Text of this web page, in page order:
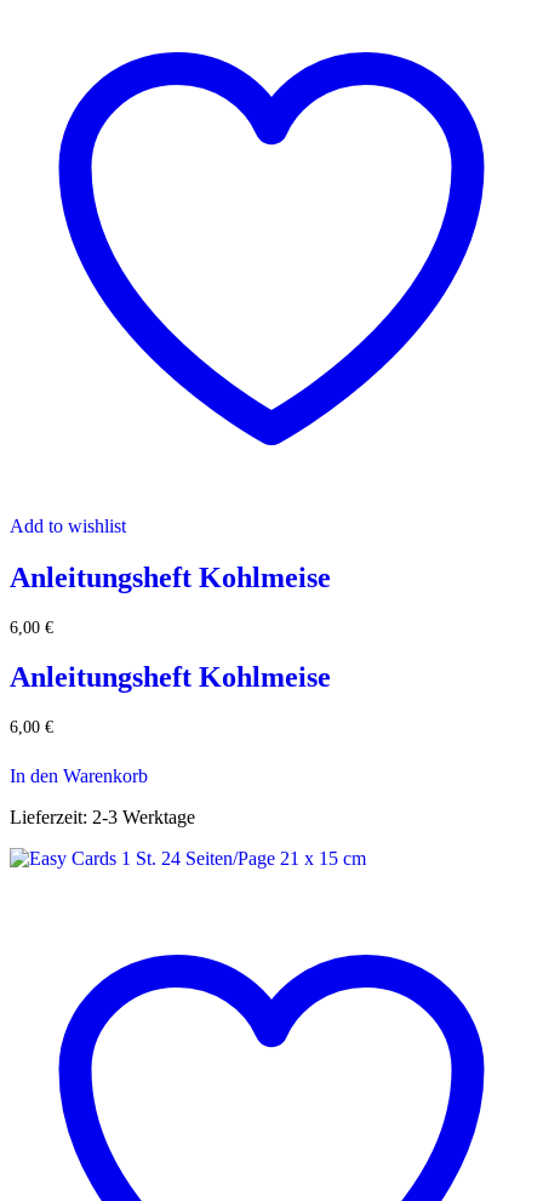
Add to wishlist
Anleitungsheft Kohlmeise
6,00 €
Anleitungsheft Kohlmeise
6,00 €
In den Warenkorb
Lieferzeit: 2-3 Werktage